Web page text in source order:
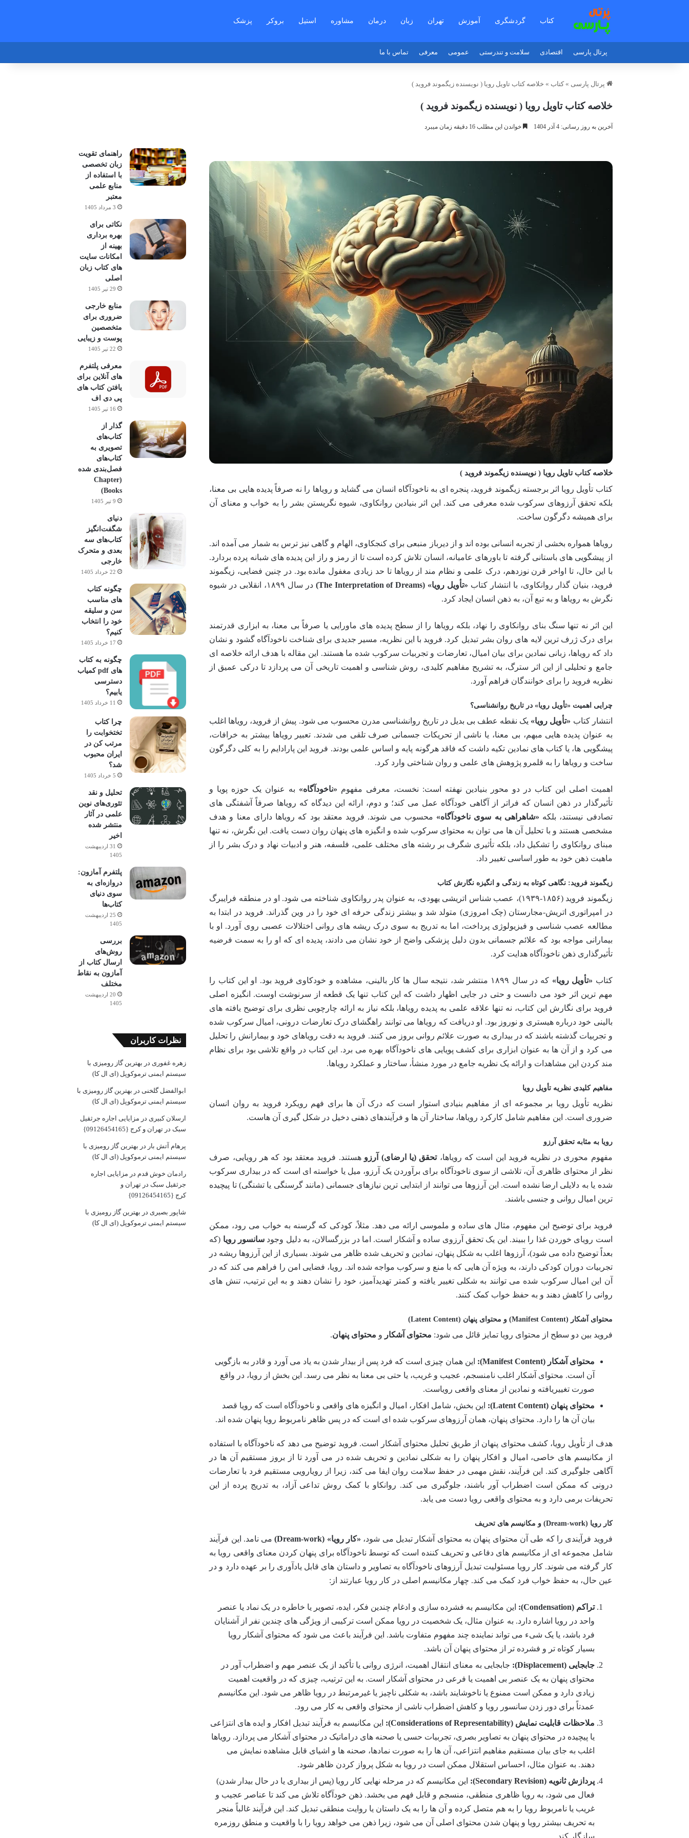
کتاب گردشگری آموزش تهران زبان درمان مشاوره استیل بروکر پزشک
پرتال پارسی اقتصادی سلامت و تندرستی عمومی معرفی تماس با ما
پرتال پارسی » کتاب » خلاصه کتاب تاویل رویا ( نویسنده زیگموند فروید )
خلاصه کتاب تاویل رویا ( نویسنده زیگموند فروید )
آخرین به روز رسانی: 4 آذر 1404 خواندن این مطلب 16 دقیقه زمان میبرد
خلاصه کتاب تاویل رویا ( نویسنده زیگموند فروید )
کتاب تأویل رویا اثر برجسته زیگموند فروید، پنجره ای به ناخودآگاه انسان می گشاید و رویاها را نه صرفاً پدیده هایی بی معنا،
بلکه تحقق آرزوهای سرکوب شده معرفی می کند. این اثر بنیادین روانکاوی، شیوه نگریستن بشر را به خواب و معنای آن
برای همیشه دگرگون ساخت.
رویاها همواره بخشی از تجربه انسانی بوده اند و از دیرباز منبعی برای کنجکاوی، الهام و گاهی نیز ترس به شمار می آمده اند.
از پیشگویی های باستانی گرفته تا باورهای عامیانه، انسان تلاش کرده است تا از رمز و راز این پدیده های شبانه پرده بردارد.
با این حال، تا اواخر قرن نوزدهم، درک علمی و نظام مند از رویاها تا حد زیادی مغفول مانده بود. در چنین فضایی، زیگموند
فروید، بنیان گذار روانکاوی، با انتشار کتاب «تأویل رویا» (The Interpretation of Dreams)
در سال ۱۸۹۹، انقلابی در شیوه
نگرش به رویاها و به تبع آن، به ذهن انسان ایجاد کرد.
این اثر نه تنها سنگ بنای روانکاوی را نهاد، بلکه رویاها را از سطح پدیده های ماورایی یا صرفاً بی معنا، به ابزاری قدرتمند
برای درک ژرف ترین لایه های روان بشر تبدیل کرد. فروید با این نظریه، مسیر جدیدی برای شناخت ناخودآگاه گشود و نشان
داد که رویاها، زبانی نمادین برای بیان امیال، تعارضات و تجربیات سرکوب شده ما هستند. این مقاله با هدف ارائه خلاصه ای
جامع و تحلیلی از این اثر سترگ، به تشریح مفاهیم کلیدی، روش شناسی و اهمیت تاریخی آن می پردازد تا درکی عمیق از
نظریه فروید را برای خوانندگان فراهم آورد.
چرایی اهمیت «تأویل رویا» در تاریخ روانشناسی؟
انتشار کتاب «تأویل رویا» یک نقطه عطف بی بدیل در تاریخ روانشناسی مدرن محسوب می شود. پیش از فروید، رویاها اغلب
به عنوان پدیده هایی مبهم، بی معنا، یا ناشی از تحریکات جسمانی صرف تلقی می شدند. تعبیر رویاها بیشتر به خرافات،
پیشگویی ها، یا کتاب های نمادین تکیه داشت که فاقد هرگونه پایه و اساس علمی بودند. فروید این پارادایم را به کلی دگرگون
ساخت و رویاها را به قلمرو پژوهش های علمی و روان شناختی وارد کرد.
اهمیت اصلی این کتاب در دو محور بنیادین نهفته است: نخست، معرفی مفهوم «ناخودآگاه» به عنوان یک حوزه پویا و
تأثیرگذار در ذهن انسان که فراتر از آگاهی خودآگاه عمل می کند؛ و دوم، ارائه این دیدگاه که رویاها صرفاً آشفتگی های
تصادفی نیستند، بلکه «شاهراهی به سوی ناخودآگاه» محسوب می شوند. فروید معتقد بود که رویاها دارای معنا و هدف
مشخصی هستند و با تحلیل آن ها می توان به محتوای سرکوب شده و انگیزه های پنهان روان دست یافت. این نگرش، نه تنها
مبنای روانکاوی را تشکیل داد، بلکه تأثیری شگرف بر رشته های مختلف علمی، فلسفه، هنر و ادبیات نهاد و درک بشر را از
ماهیت ذهن خود به طور اساسی تغییر داد.
زیگموند فروید: نگاهی کوتاه به زندگی و انگیزه نگارش کتاب
زیگموند فروید (۱۸۵۶-۱۹۳۹)، عصب شناس اتریشی یهودی، به عنوان پدر روانکاوی شناخته می شود. او در منطقه فرایبرگ
در امپراتوری اتریش-مجارستان (چک امروزی) متولد شد و بیشتر زندگی حرفه ای خود را در وین گذراند. فروید در ابتدا به
مطالعه عصب شناسی و فیزیولوژی پرداخت، اما به تدریج به سوی درک ریشه های روانی اختلالات عصبی روی آورد. او با
بیمارانی مواجه بود که علائم جسمانی بدون دلیل پزشکی واضح از خود نشان می دادند، پدیده ای که او را به سمت فرضیه
تأثیرگذاری ذهن ناخودآگاه هدایت کرد.
کتاب «تأویل رویا»
که در سال ۱۸۹۹ منتشر شد، نتیجه سال ها کار بالینی، مشاهده و خودکاوی فروید بود. او این کتاب را
مهم ترین اثر خود می دانست و حتی در جایی اظهار داشت که این کتاب تنها یک قطعه از سرنوشت اوست. انگیزه اصلی
فروید برای نگارش این کتاب، نه تنها علاقه علمی به پدیده رویاها، بلکه نیاز به ارائه چارچوبی نظری برای توضیح یافته های
بالینی خود درباره هیستری و نوروز بود. او دریافت که رویاها می توانند راهگشای درک تعارضات درونی، امیال سرکوب شده
و تجربیات گذشته باشند که در بیداری به صورت علائم روانی بروز می کنند. فروید به دقت رویاهای خود و بیمارانش را تحلیل
می کرد و از آن ها به عنوان ابزاری برای کشف پویایی های ناخودآگاه بهره می برد. این کتاب در واقع تلاشی بود برای نظام
مند کردن این مشاهدات و ارائه یک نظریه جامع در مورد منشأ، ساختار و عملکرد رویاها.
مفاهیم کلیدی نظریه تأویل رویا
نظریه تأویل رویا بر مجموعه ای از مفاهیم بنیادی استوار است که درک آن ها برای فهم رویکرد فروید به روان انسان
ضروری است. این مفاهیم شامل کارکرد رویاها، ساختار آن ها و فرآیندهای ذهنی دخیل در شکل گیری آن هاست.
رویا به مثابه تحقق آرزو
مفهوم محوری در نظریه فروید این است که رویاها،تحقق (یا ارضای) آرزو هستند. فروید معتقد بود که هر رویایی، صرف
نظر از محتوای ظاهری آن، تلاشی از سوی ناخودآگاه برای برآوردن یک آرزو، میل یا خواسته ای است که در بیداری سرکوب
شده یا به دلایلی ارضا نشده است. این آرزوها می توانند از ابتدایی ترین نیازهای جسمانی (مانند گرسنگی یا تشنگی) تا پیچیده
ترین امیال روانی و جنسی باشند.
فروید برای توضیح این مفهوم، مثال های ساده و ملموسی ارائه می دهد. مثلاً، کودکی که گرسنه به خواب می رود، ممکن
است رویای خوردن غذا را ببیند. این یک تحقق آرزوی ساده و آشکار است. اما در بزرگسالان، به دلیل وجودسانسور رویا (که
بعداً توضیح داده می شود)، آرزوها اغلب به شکل پنهان، نمادین و تحریف شده ظاهر می شوند. بسیاری از این آرزوها ریشه در
تجربیات دوران کودکی دارند، به ویژه آن هایی که با منع و سرکوب مواجه شده اند. رویا، فضایی امن را فراهم می کند که در
آن این امیال سرکوب شده می توانند به شکلی تغییر یافته و کمتر تهدیدآمیز، خود را نشان دهند و به این ترتیب، تنش های
روانی را کاهش دهند و به حفظ خواب کمک کنند.
محتوای آشکار (Manifest Content) و محتوای پنهان (Latent Content)
فروید بین دو سطح از محتوای رویا تمایز قائل می شود: محتوای آشکار و محتوای پنهان.
محتوای آشکار (Manifest Content):
این همان چیزی است که فرد پس از بیدار شدن به یاد می آورد و قادر به بازگویی
آن است. محتوای آشکار اغلب نامنسجم، عجیب و غریب، یا حتی بی معنا به نظر می رسد. این بخش از رویا، در واقع
صورت تغییریافته و نمادین از معنای واقعی رویاست.
محتوای پنهان (Latent Content):
این بخش، شامل افکار، امیال و انگیزه های واقعی و ناخودآگاه است که رویا قصد
بیان آن ها را دارد. محتوای پنهان، همان آرزوهای سرکوب شده ای است که در پس ظاهر نامربوط رویا پنهان شده اند.
هدف از تأویل رویا، کشف محتوای پنهان از طریق تحلیل محتوای آشکار است. فروید توضیح می دهد که ناخودآگاه با استفاده
از مکانیسم های خاصی، امیال و افکار پنهان را به شکلی نمادین و تحریف شده در می آورد تا از بروز مستقیم آن ها در
آگاهی جلوگیری کند. این فرآیند، نقش مهمی در حفظ سلامت روان ایفا می کند، زیرا از رویارویی مستقیم فرد با تعارضات
درونی که ممکن است اضطراب آور باشند، جلوگیری می کند. روانکاو با کمک روش تداعی آزاد، به تدریج پرده از این
تحریفات برمی دارد و به محتوای واقعی رویا دست می یابد.
کار رویا (Dream-work) و مکانیسم های تحریف
فروید فرآیندی را که طی آن محتوای پنهان به محتوای آشکار تبدیل می شود، «کار رویا» (Dream-work)
می نامد. این فرآیند
شامل مجموعه ای از مکانیسم های دفاعی و تحریف کننده است که توسط ناخودآگاه برای پنهان کردن معنای واقعی رویا به
کار گرفته می شوند. کار رویا مسئولیت تبدیل آرزوهای ناخودآگاه به تصاویر و داستان های قابل یادآوری را بر عهده دارد و در
عین حال، به حفظ خواب فرد کمک می کند. چهار مکانیسم اصلی در کار رویا عبارتند از:
تراکم (Condensation):
این مکانیسم به فشرده سازی و ادغام چندین فکر، ایده، تصویر یا خاطره در یک نماد یا عنصر
واحد در رویا اشاره دارد. به عنوان مثال، یک شخصیت در رویا ممکن است ترکیبی از ویژگی های چندین نفر از آشنایان
فرد باشد، یا یک شیء می تواند نماینده چند مفهوم متفاوت باشد. این فرآیند باعث می شود که محتوای آشکار رویا
بسیار کوتاه تر و فشرده تر از محتوای پنهان آن باشد.
جابجایی (Displacement):
جابجایی به معنای انتقال اهمیت، انرژی روانی یا تأکید از یک عنصر مهم و اضطراب آور در
محتوای پنهان به یک عنصر بی اهمیت یا فرعی در محتوای آشکار است. به این ترتیب، چیزی که در واقعیت اهمیت
زیادی دارد و ممکن است ممنوع یا ناخوشایند باشد، به شکلی ناچیز یا غیرمرتبط در رویا ظاهر می شود. این مکانیسم
عمدتاً برای دور زدن سانسور رویا و کاهش اضطراب ناشی از محتوای واقعی به کار می رود.
ملاحظات قابلیت نمایش (Considerations of Representability):
این مکانیسم به فرآیند تبدیل افکار و ایده های انتزاعی
یا پیچیده در محتوای پنهان به تصاویر بصری، تجربیات حسی یا صحنه های دراماتیک در محتوای آشکار می پردازد. رویاها
اغلب به جای بیان مستقیم مفاهیم انتزاعی، آن ها را به صورت نمادها، صحنه ها و اشیای قابل مشاهده نمایش می
دهند. به عنوان مثال، احساس استقلال ممکن است در رویا به شکل پرواز کردن ظاهر شود.
پردازش ثانویه (Secondary Revision):
این مکانیسم که در مرحله نهایی کار رویا (پس از بیداری یا در حال بیدار شدن)
فعال می شود، به رویا ظاهری منطقی، منسجم و قابل فهم می بخشد. ذهن خودآگاه تلاش می کند تا عناصر عجیب و
غریب یا نامربوط رویا را به هم متصل کرده و آن ها را به یک داستان یا روایت منطقی تبدیل کند. این فرآیند غالباً منجر
به تحریف بیشتر رویا و پنهان شدن محتوای اصلی آن می شود، زیرا ذهن می خواهد رویا را با واقعیت و منطق روزمره
راهنمای تقویت
زبان تخصصی
با استفاده از
منابع علمی
معتبر
3 مرداد 1405
نکاتی برای
بهره برداری
بهینه از
امکانات سایت
های کتاب زبان
اصلی
29 تیر 1405
منابع خارجی
ضروری برای
متخصصین
پوست و زیبایی
22 تیر 1405
معرفی پلتفرم
های آنلاین برای
یافتن کتاب های
پی دی اف
16 تیر 1405
گذار از
کتاب‌های
تصویری به
کتاب‌های
فصل‌بندی شده
(Chapter
Books)
9 تیر 1405
دنیای
شگفت‌انگیز
کتاب‌های سه
بعدی و متحرک
خارجی
22 خرداد 1405
چگونه کتاب
های مناسب
سن و سلیقه
خود را انتخاب
کنیم؟
17 خرداد 1405
چگونه به کتاب
های pdf کمیاب
دسترسی
یابیم؟
11 خرداد 1405
چرا کتاب
تختخوابت را
مرتب کن در
ایران محبوب
شد؟
5 خرداد 1405
تحلیل و نقد
تئوری‌های نوین
علمی در آثار
منتشر شده
اخیر
31 اردیبهشت
1405
پلتفرم آمازون:
دروازه‌ای به
سوی دنیای
کتاب‌ها
25 اردیبهشت
1405
بررسی
روش‌های
ارسال کتاب از
آمازون به نقاط
مختلف
20 اردیبهشت
1405
نظرات کاربران
زهره غفوریدر بهترین گاز رومیزی با
سیستم ایمنی ترموکوپل (ای ال کا)
ابوالفضل گلخنی در بهترین گاز رومیزی با
سیستم ایمنی ترموکوپل (ای ال کا)
ارسلان کبیریدر مزایایی اجاره جرثقیل
سبک در تهران و کرج {09126454165}
پرهام آتش بار در بهترین گاز رومیزی با
سیستم ایمنی ترموکوپل (ای ال کا)
رادمان خوش قدم در مزایایی اجاره
جرثقیل سبک در تهران و
کرج {09126454165}
شاپور بصیریدر بهترین گاز رومیزی با
سیستم ایمنی ترموکوپل (ای ال کا)